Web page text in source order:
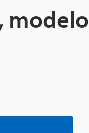
modelo